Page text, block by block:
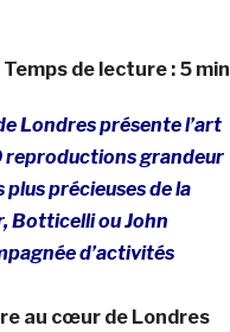
Temps de lecture : 5 min
Londres présente l’art
reproductions grandeur
précieuses de la
Botticelli ou John
d’activités
au cœur de Londres